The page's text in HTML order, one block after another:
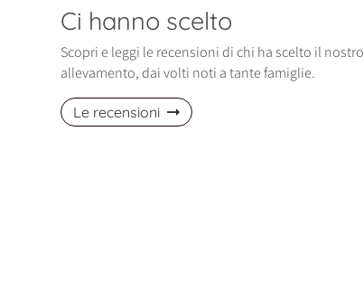
Ci hanno scelto
Scopri e leggi le recensioni di chi ha scelto il nostro
allevamento, dai volti noti a tante famiglie.
Le recensioni
di gennaio è entrata nella nostra
una cucciola di Spitz Pomerania